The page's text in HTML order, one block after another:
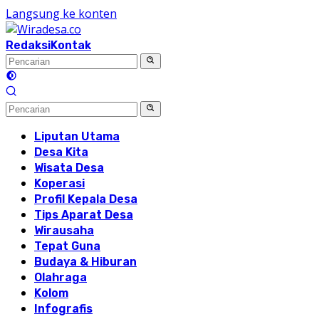
Langsung ke konten
RedaksiKontak
Liputan Utama
Desa Kita
Wisata Desa
Koperasi
Profil Kepala Desa
Tips Aparat Desa
Wirausaha
Tepat Guna
Budaya & Hiburan
Olahraga
Kolom
Infografis